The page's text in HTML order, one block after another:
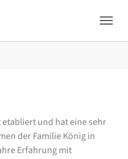
etabliert und hat eine sehr
der Familie König in
Erfahrung mit